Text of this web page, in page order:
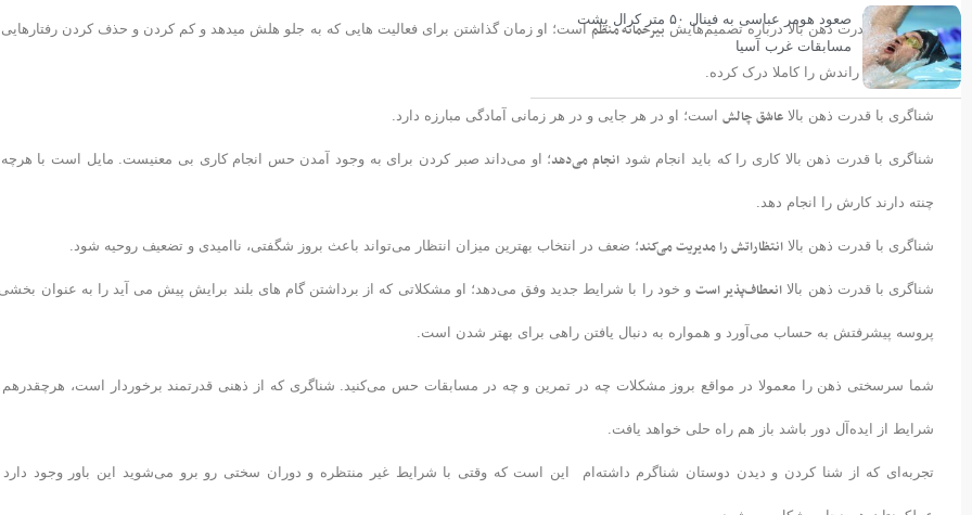
شناگری با قدرت ذهن بالا درباره تصمیم‌هایش بیرحمانه منظماست؛ او زمان گذاشتن برای فعالیت هایی که به جلو هلش میدهد و کم کردن و حذف کردن
به عقب می راندش را کاملا درک کرده.
شناگری با قدرت ذهن بالا عاشق چالش است؛ او در هر جایی و در هر زمانی آمادگی مبارزه دارد.
شناگری با قدرت ذهن بالا کاری را که باید انجام شود انجام می‌دهد؛ او می‌داند صبر کردن برای به وجود آمدن حس انجام کاری بی معنیست. مایل است با هرچه
چنته دارند کارش را انجام دهد.
شناگری با قدرت ذهن بالا انتظاراتش را مدیریت می‌کند؛ ضعف در انتخاب بهترین میزان انتظار می‌تواند باعث بروز شگفتی، ناامیدی و تضعیف روحیه شود.
شناگری با قدرت ذهن بالا انعطاف‌پذیر استو خود را با شرایط جدید وفق می‌دهد؛ او مشکلاتی که از برداشتن گام های بلند برایش پیش می آید را به عنوان بخشی
پروسه پیشرفتش به حساب می‌آورد و همواره به دنبال یافتن راهی برای بهتر شدن است.
شما سرسختی ذهن را معمولا در مواقع بروز مشکلات چه در تمرین و چه در مسابقات حس می‌کنید. شناگری که از ذهنی قدرتمند برخوردار است، هرچقدرهم
شرایط از ایده‌آل دور باشد باز هم راه حلی خواهد یافت.
تجربه‌ای که از شنا کردن و دیدن دوستان شناگرم داشته‌ام این است که وقتی با شرایط غیر منتظره و دوران سختی رو برو می‌شوید این باور وجود دارد
صعود هومر عباسی به فینال ۵۰ متر کرال پشت
مسابقات غرب آسیا